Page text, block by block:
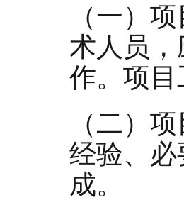
（一）
术人员
作。项
（二）
经验、
成。